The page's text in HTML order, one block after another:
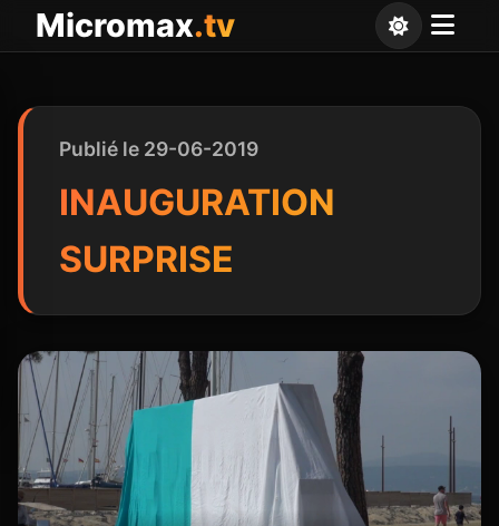
Micromax.tv
Publié le 29-06-2019
INAUGURATION
SURPRISE
Panneau de gestion des cookies